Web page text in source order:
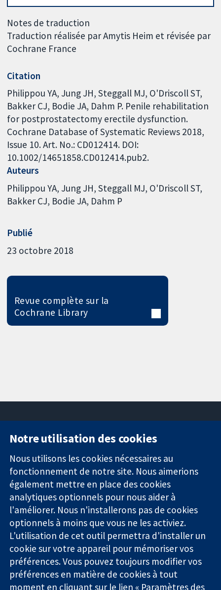
Notes de traduction
Traduction réalisée par Amytis Heim et révisée par
Cochrane France
Citation
Philippou YA, Jung JH, Steggall MJ, O'Driscoll ST,
Bakker CJ, Bodie JA, Dahm P. Penile rehabilitation
for postprostatectomy erectile dysfunction.
Cochrane Database of Systematic Reviews 2018,
Issue 10. Art. No.: CD012414. DOI:
10.1002/14651858.CD012414.pub2.
Auteurs
Philippou YA Jung JH Steggall MJ O'Driscoll ST
Bakker CJ Bodie JA Dahm P
Publié
23 octobre 2018
Revue complète sur la
Cochrane Library
Des données
probantes.
Des décisions
éclairées.
Une meilleure
santé.
11-13 Cavendish
Square
Londres
W1G0AN
Royaume-Uni
nous
Actualités
Service de
presse
Qui sommes-
nous
Offres
d'emploi
Library
Notre utilisation des cookies
Nous utilisons les cookies nécessaires au
fonctionnement de notre site. Nous aimerions
également mettre en place des cookies
analytiques optionnels pour nous aider à
l'améliorer. Nous n'installerons pas de cookies
optionnels à moins que vous ne les activiez.
L'utilisation de cet outil permettra d'installer un
cookie sur votre appareil pour mémoriser vos
préférences. Vous pouvez toujours modifier vos
préférences en matière de cookies à tout
moment en cliquant sur le lien « Paramètres des